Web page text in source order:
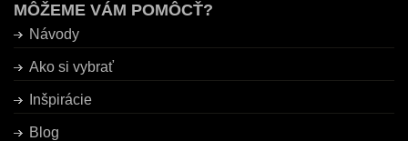
MÔŽEME VÁM POMÔCŤ?
Návody
Ako si vybrať
Inšpirácie
Blog